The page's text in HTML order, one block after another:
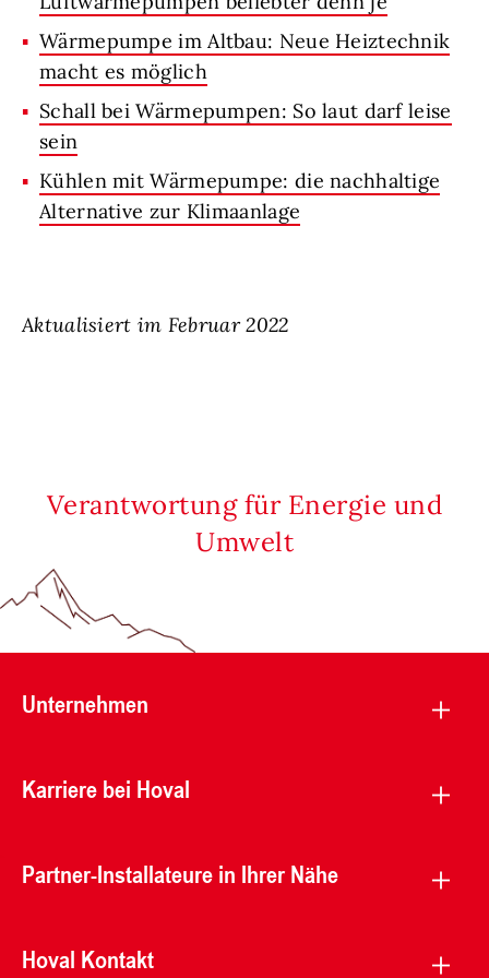
Wärmepumpe im Altbau: Neue Heiztechnik
macht es möglich
Schall bei Wärmepumpen: So laut darf leise
sein
Kühlen mit Wärmepumpe: die nachhaltige
Alternative zur Klimaanlage
Aktualisiert im Februar 2022
Verantwortung für Energie und
Umwelt
Unternehmen
Karriere bei Hoval
Partner-Installateure in Ihrer Nähe
Hoval Kontakt